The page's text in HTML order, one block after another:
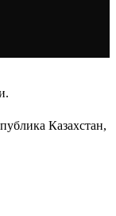
Казахстан,